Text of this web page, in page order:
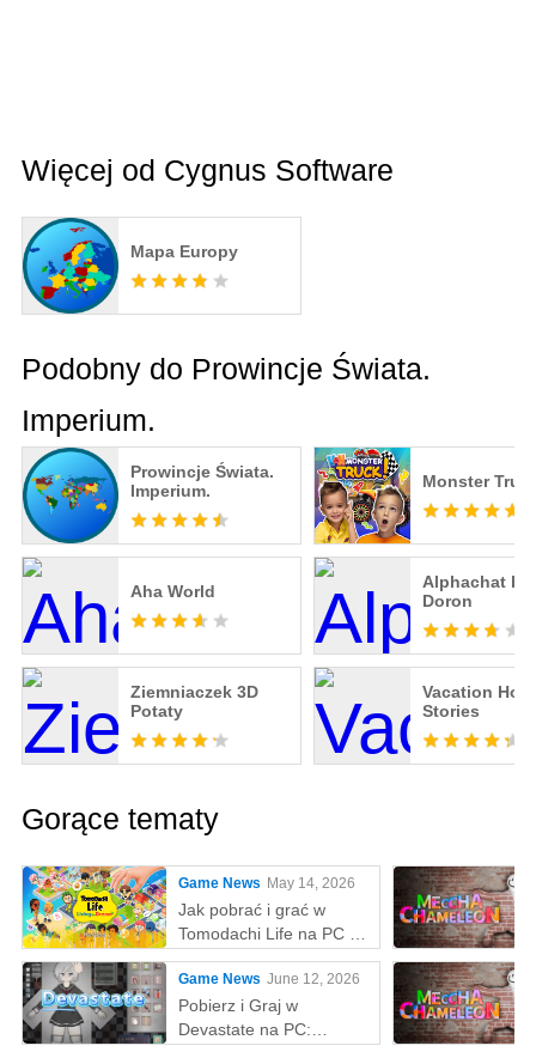
Więcej od Cygnus Software
Mapa Europy
Podobny do Prowincje Świata.
Imperium.
Prowincje Świata.
Imperium.
Monster
Aha World
Alphachat by
Doron
Ziemniaczek 3D
Potaty
Vacation
Stories
Gorące tematy
Game News May 14, 2026
Jak pobrać i grać w
Tomodachi Life na PC z
MEmu
Game News June 12, 2026
Pobierz i Graj w
Devastate na PC: